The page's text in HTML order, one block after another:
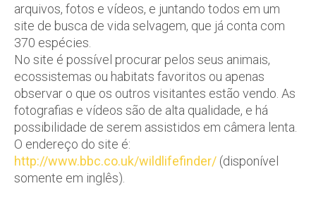
arquivos, fotos e vídeos, e juntando todos em um
site de busca de vida selvagem, que já conta com
370 espécies.
No site é possível procurar pelos seus animais,
ecossistemas ou habitats favoritos ou apenas
observar o que os outros visitantes estão vendo. As
fotografias e vídeos são de alta qualidade, e há
possibilidade de serem assistidos em câmera lenta.
O endereço do site é:
http://www.bbc.co.uk/wildlifefinder/ (disponível
somente em inglês).